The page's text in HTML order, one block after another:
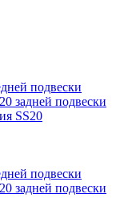
подвески
задней подвески
SS20
подвески
задней подвески